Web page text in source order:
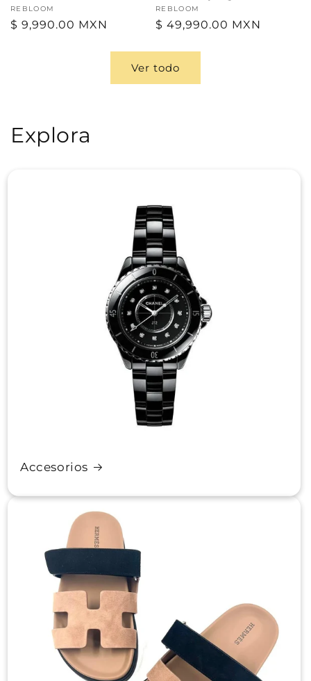
Proveedor:
REBLOOM
Precio
$ 9,990.00 MXN
Proveedor:
REBLOOM
Precio
$ 49,990.00 MXN
Ver todo
Explora
Accesorios